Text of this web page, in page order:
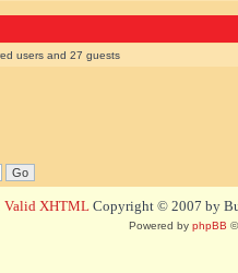
users and 27 guests
Valid XHTML Copyright © 2007 by
Powered by phpBB